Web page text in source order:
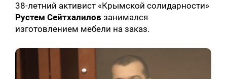
38-летний активист «Крымской солидарности»
Рустем Сейтхалиловзанимался
изготовлением мебели на заказ.